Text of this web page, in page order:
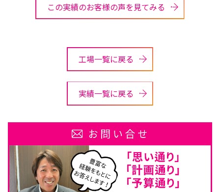
この実績のお客様の声を見てみる
工場一覧に戻る
実績一覧に戻る